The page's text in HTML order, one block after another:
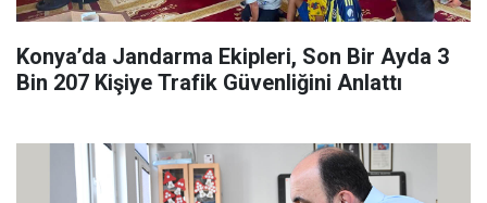
Konya’da Jandarma Ekipleri, Son Bir Ayda 3
Bin 207 Kişiye Trafik Güvenliğini Anlattı